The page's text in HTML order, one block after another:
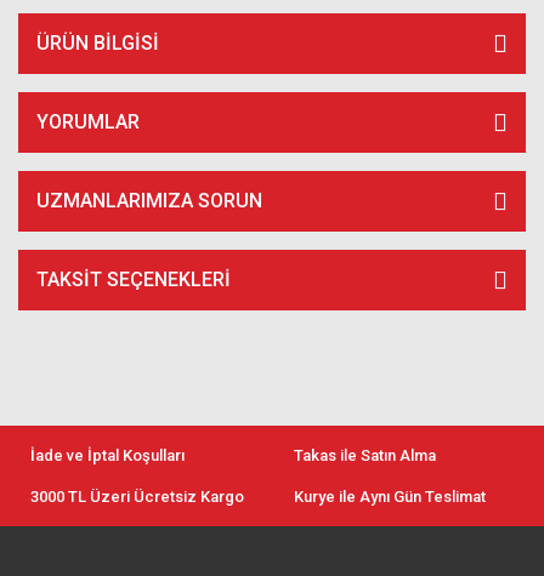
ÜRÜN BILGISI
YORUMLAR
UZMANLARIMIZA SORUN
TAKSIT SEÇENEKLERI
İade ve İptal Koşulları Takas ile Satın Alma
3000 TL Üzeri Ücretsiz Kargo Kurye ile Aynı Gün Teslimat